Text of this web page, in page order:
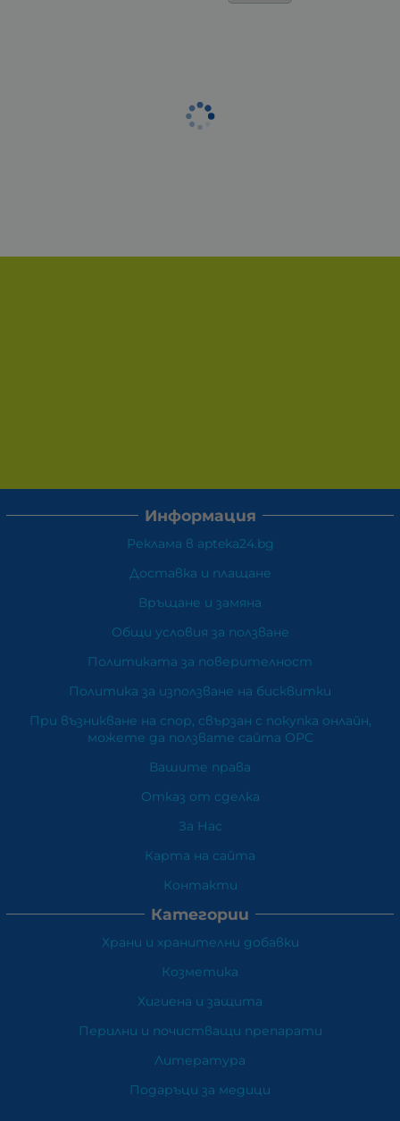
Информация
Реклама в apteka24.bg
Доставка и плащане
Връщане и замяна
Общи условия за ползване
Политиката за поверителност
Политика за използване на бисквитки
При възникване на спор, свързан с покупка онлайн,
можете да ползвате сайта ОРС
Вашите права
Отказ от сделка
За Нас
Карта на сайта
Контакти
Категории
Храни и хранителни добавки
Козметика
Хигиена и защита
Перилни и почистващи препарати
Литература
Подаръци за медици